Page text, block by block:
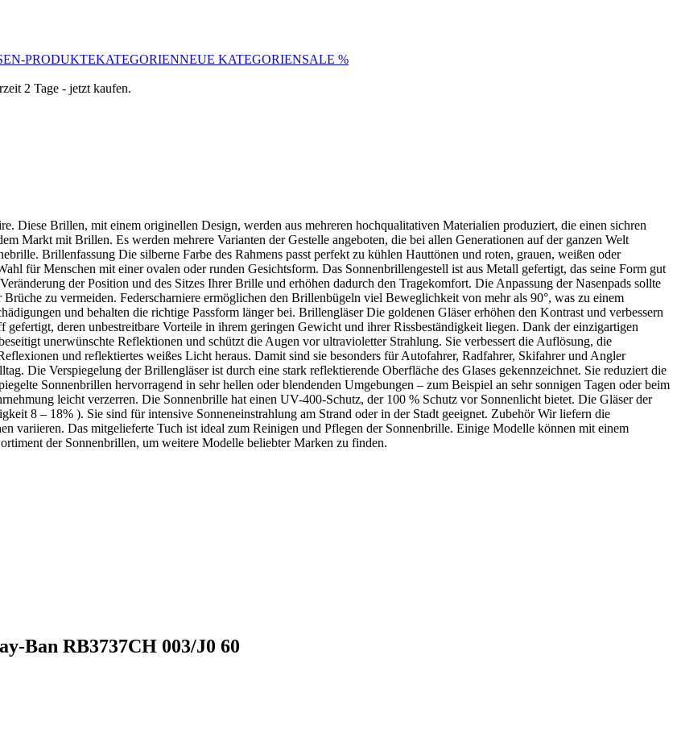
PRODUKTEKATEGORIENNEUE KATEGORIENSALE %
Diese Brillen, mit einem originellen Design, werden aus mehreren hochqualitativen Materialien produziert, die einen sichren
Markt mit Brillen. Es werden mehrere Varianten der Gestelle angeboten, die bei allen Generationen auf der ganzen Welt
Brillenfassung Die silberne Farbe des Rahmens passt perfekt zu kühlen Hauttönen und roten, grauen, weißen oder
für Menschen mit einer ovalen oder runden Gesichtsform. Das Sonnenbrillengestell ist aus Metall gefertigt, das seine Form gut
der Position und des Sitzes Ihrer Brille und erhöhen dadurch den Tragekomfort. Die Anpassung der Nasenpads sollte
zu vermeiden. Federscharniere ermöglichen den Brillenbügeln viel Beweglichkeit von mehr als 90°, was zu einem
und behalten die richtige Passform länger bei. Brillengläser Die goldenen Gläser erhöhen den Kontrast und verbessern
deren unbestreitbare Vorteile in ihrem geringen Gewicht und ihrer Rissbeständigkeit liegen. Dank der einzigartigen
unerwünschte Reflektionen und schützt die Augen vor ultravioletter Strahlung. Sie verbessert die Auflösung, die
und reflektiertes weißes Licht heraus. Damit sind sie besonders für Autofahrer, Radfahrer, Skifahrer und Angler
Die Verspiegelung der Brillengläser ist durch eine stark reflektierende Oberfläche des Glases gekennzeichnet. Sie reduziert die
Sonnenbrillen hervorragend in sehr hellen oder blendenden Umgebungen – zum Beispiel an sehr sonnigen Tagen oder beim
leicht verzerren. Die Sonnenbrille hat einen UV-400-Schutz, der 100 % Schutz vor Sonnenlicht bietet. Die Gläser der
8 – 18% ). Sie sind für intensive Sonneneinstrahlung am Strand oder in der Stadt geeignet. Zubehör Wir liefern die
variieren. Das mitgelieferte Tuch ist ideal zum Reinigen und Pflegen der Sonnenbrille. Einige Modelle können mit einem
der Sonnenbrillen, um weitere Modelle beliebter Marken zu finden.
Ban RB3737CH 003/J0 60